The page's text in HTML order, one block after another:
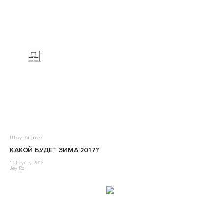
Шоу-бізнес
КАКОЙ БУДЕТ ЗИМА 2017?
19 Грудня 2016
Jey Ro